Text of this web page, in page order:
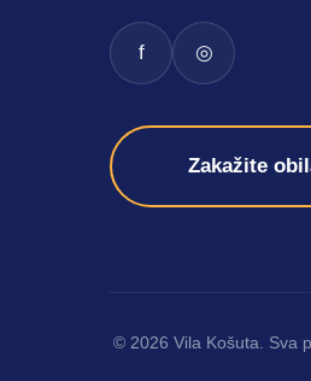
f ◎
Zakažite
© 2026 Vila Košuta. Sva